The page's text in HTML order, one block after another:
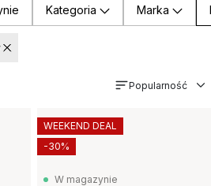
Kategoria Marka
Popularność
W magazynie
WEEKEND DEAL
-30%